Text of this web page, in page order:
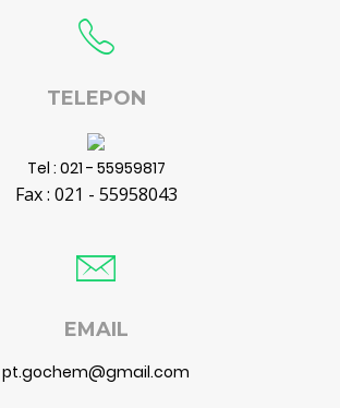
TELEPON
Tel : 021 - 55959817
Fax : 021 - 55958043
EMAIL
pt.gochem@gmail.com